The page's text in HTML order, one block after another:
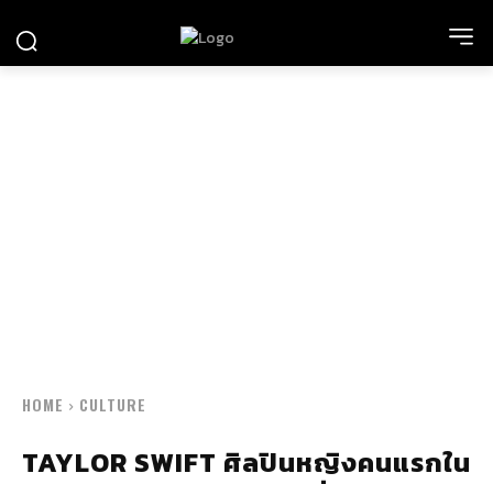
HOME CULTURE
TAYLOR SWIFT ศิลปินหญิงคนแรกใน